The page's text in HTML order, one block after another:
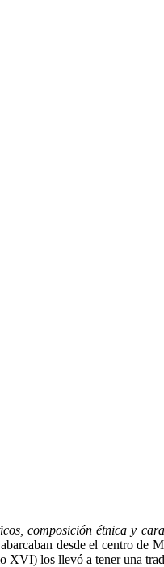
composición étnica y
desde el centro
XVI) los llevó a tener una